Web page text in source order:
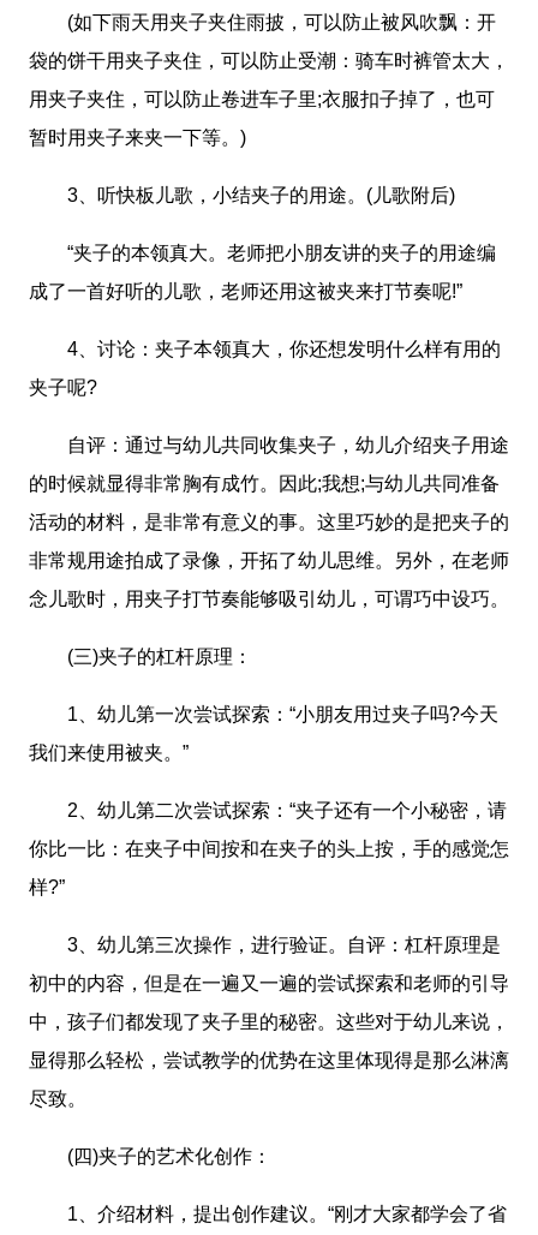
(如下雨天用夹子夹住雨披，可以防止被风吹飘：开
袋的饼干用夹子夹住，可以防止受潮：骑车时裤管太大，
用夹子夹住，可以防止卷进车子里;衣服扣子掉了，也可
暂时用夹子来夹一下等。)
3、听快板儿歌，小结夹子的用途。(儿歌附后)
“夹子的本领真大。老师把小朋友讲的夹子的用途编
成了一首好听的儿歌，老师还用这被夹来打节奏呢!”
4、讨论：夹子本领真大，你还想发明什么样有用的
夹子呢?
自评：通过与幼儿共同收集夹子，幼儿介绍夹子用途
的时候就显得非常胸有成竹。因此;我想;与幼儿共同准备
活动的材料，是非常有意义的事。这里巧妙的是把夹子的
非常规用途拍成了录像，开拓了幼儿思维。另外，在老师
念儿歌时，用夹子打节奏能够吸引幼儿，可谓巧中设巧。
(三)夹子的杠杆原理：
1、幼儿第一次尝试探索：“小朋友用过夹子吗?今天
我们来使用被夹。”
2、幼儿第二次尝试探索：“夹子还有一个小秘密，请
你比一比：在夹子中间按和在夹子的头上按，手的感觉怎
样?”
3、幼儿第三次操作，进行验证。自评：杠杆原理是
初中的内容，但是在一遍又一遍的尝试探索和老师的引导
中，孩子们都发现了夹子里的秘密。这些对于幼儿来说，
显得那么轻松，尝试教学的优势在这里体现得是那么淋漓
尽致。
(四)夹子的艺术化创作：
1、介绍材料，提出创作建议。“刚才大家都学会了省